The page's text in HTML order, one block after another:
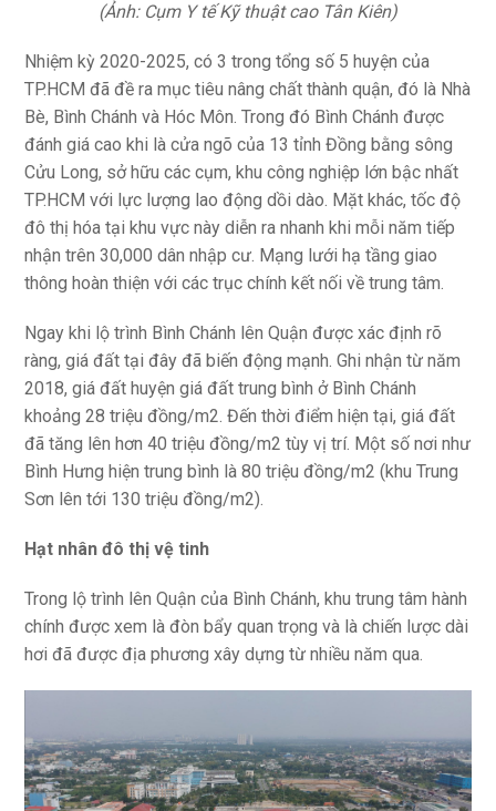
(Ảnh: Cụm Y tế Kỹ thuật cao Tân Kiên)
Nhiệm kỳ 2020-2025, có 3 trong tổng số 5 huyện của
TP.HCM đã đề ra mục tiêu nâng chất thành quận, đó là Nhà
Bè, Bình Chánh và Hóc Môn. Trong đó Bình Chánh được
đánh giá cao khi là cửa ngõ của 13 tỉnh Đồng bằng sông
Cửu Long, sở hữu các cụm, khu công nghiệp lớn bậc nhất
TP.HCM với lực lượng lao động dồi dào. Mặt khác, tốc độ
đô thị hóa tại khu vực này diễn ra nhanh khi mỗi năm tiếp
nhận trên 30,000 dân nhập cư. Mạng lưới hạ tầng giao
thông hoàn thiện với các trục chính kết nối về trung tâm.
Ngay khi lộ trình Bình Chánh lên Quận được xác định rõ
ràng, giá đất tại đây đã biến động mạnh. Ghi nhận từ năm
2018, giá đất huyện giá đất trung bình ở Bình Chánh
khoảng 28 triệu đồng/m2. Đến thời điểm hiện tại, giá đất
đã tăng lên hơn 40 triệu đồng/m2 tùy vị trí. Một số nơi như
Bình Hưng hiện trung bình là 80 triệu đồng/m2 (khu Trung
Sơn lên tới 130 triệu đồng/m2).
Hạt nhân đô thị vệ tinh
Trong lộ trình lên Quận của Bình Chánh, khu trung tâm hành
chính được xem là đòn bẩy quan trọng và là chiến lược dài
hơi đã được địa phương xây dựng từ nhiều năm qua.